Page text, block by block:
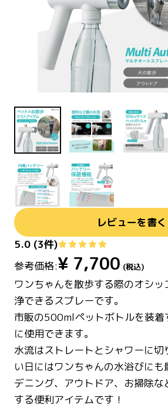
レビューを書く
5.0 (3件)
参考価格:¥ 7,700 (税込)
ワンちゃんを散歩する際のオシ
浄できるスプレーです。
市販の500mlペットボトルを装着
に使用できます。
水流はストレートとシャワーに切
い日にはワンちゃんの水浴びに
デニング、アウトドア、お掃除な
する便利アイテムです！